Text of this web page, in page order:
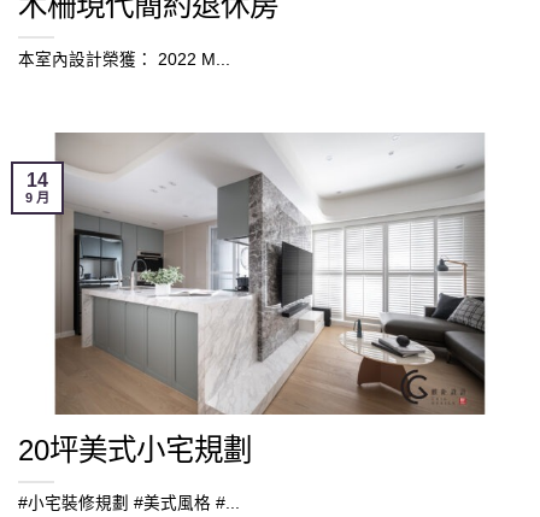
本室內設計榮獲： 2022 M...
20坪美式小宅規劃
#小宅裝修規劃 #美式風格 #...
14
9 月